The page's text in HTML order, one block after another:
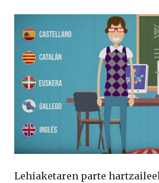
Lehiaketaren parte